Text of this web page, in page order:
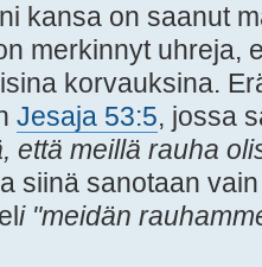
kansa on saanut
merkinnyt uhreja,
korvauksina.
Jesaja 53:5, jossa
että meillä rauha
siinä sanotaan
i "meidän